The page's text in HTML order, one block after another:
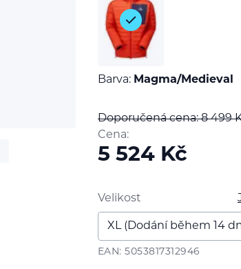
Barva: Magma/Medieval
Doporučená cena: 8 499
Cena:
5 524 Kč
Velikost
EAN: 5053817312946